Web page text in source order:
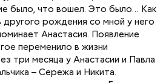
было, что вошел. Это было… Как
рождения со мной у него
Анастасия. Появление
переменило в жизни
три месяца у Анастасии и Павла
– Сережа и Никита.